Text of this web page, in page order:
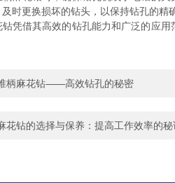
时更换损坏的钻头，以保持钻孔的精
借其高效的钻孔能力和广泛的应用
柄麻花钻——高效钻孔的秘密
花钻的选择与保养：提高工作效率的秘